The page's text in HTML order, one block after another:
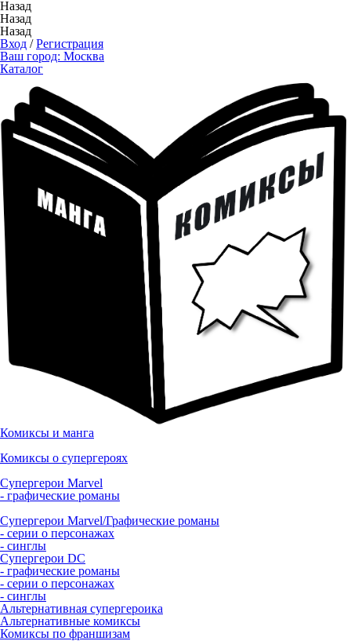
Назад
Назад
Назад
Вход /Регистрация
Ваш город: Москва
Каталог
Комиксы и манга
Комиксы о супергероях
Супергерои Marvel
- графические романы
Супергерои Marvel/Графические романы
- серии о персонажах
- синглы
Супергерои DC
- графические романы
- серии о персонажах
- синглы
Альтернативная супергероика
Альтернативные комиксы
Комиксы по франшизам